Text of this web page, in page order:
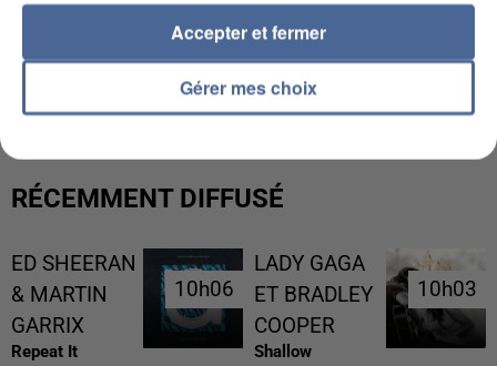
L’UN DES FONDATEURS SUPPOSÉS DE LA DZ
MAFIA INTERPELLÉ EN ALGÉRIE
RÉCEMMENT DIFFUSÉ
ED SHEERAN
& MARTIN
GARRIX
Repeat It
10h06
10h06
LADY GAGA
ET BRADLEY
COOPER
Shallow
10h03
10h03
Gérer mes choix
Accepter et fermer